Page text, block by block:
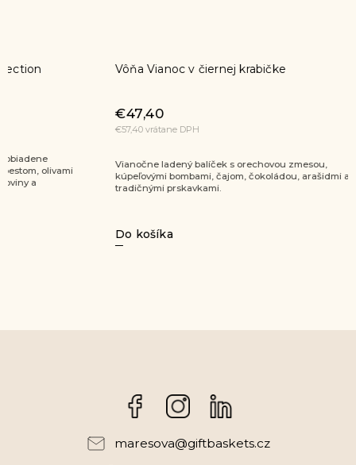
Vôňa Vianoc v čiernej krabičke
Vianočne ladený balíček s orechovou zmesou,
kúpeľovými bombami, čajom, čokoládou, arašidmi a
tradičnými prskavkami.
Urobte
sladkú
FacebookInstagram
maresova@giftbaskets.cz